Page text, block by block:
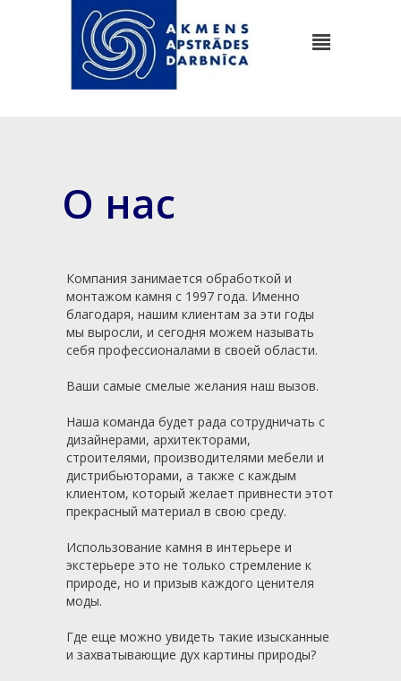
О нас
Компания занимается обработкой и
монтажом камня с 1997 года. Именно
благодаря, нашим клиентам за эти годы
мы выросли, и сегодня можем называть
себя профессионалами в своей области.
Ваши самые смелые желания наш вызов.
Наша команда будет рада сотрудничать с
дизайнерами, архитекторами,
строителями, производителями мебели и
дистрибьюторами, а также с каждым
клиентом, который желает привнести этот
прекрасный материал в свою среду.
Использование камня в интерьере и
экстерьере это не только стремление к
природе, но и призыв каждого ценителя
моды.
Где еще можно увидеть такие изысканные
и захватывающие дух картины природы?